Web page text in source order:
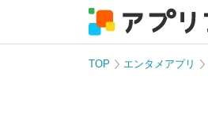
TOP エンタメアプリ